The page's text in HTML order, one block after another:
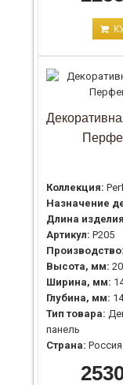
Коллекция:
Назначение
Длина
Артикул: P205
Высота, мм:
Ширина, мм:
Глубина, мм:
Тип товара:
панель
Страна: Россия